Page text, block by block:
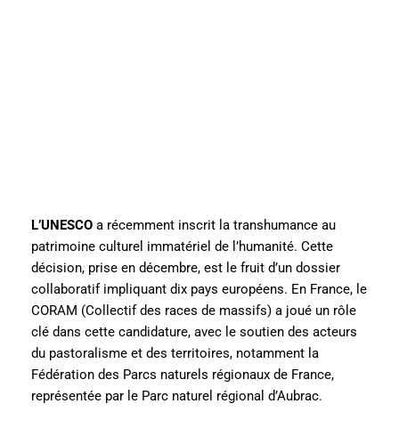
L’UNESCO a récemment inscrit la transhumance au
patrimoine culturel immatériel de l’humanité. Cette
décision, prise en décembre, est le fruit d’un dossier
collaboratif impliquant dix pays européens. En France, le
CORAM (Collectif des races de massifs) a joué un rôle
clé dans cette candidature, avec le soutien des acteurs
du pastoralisme et des territoires, notamment la
Fédération des Parcs naturels régionaux de France,
représentée par le Parc naturel régional d’Aubrac.